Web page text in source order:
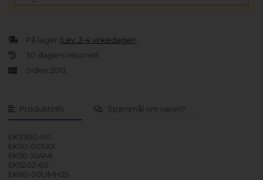
Produktinfo Spørsmål om varen?
EK3500-00
EK50-00TAX
EK50-10AMI
EK5202-60
EK60-00UMHJS
På lager (Lev. 2-4 virkedager).
30 dagers returrett
Siden 2013